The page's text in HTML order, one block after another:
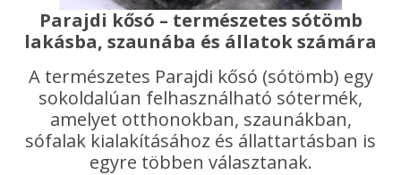
Parajdi kősó – természetes sótömb
lakásba, szaunába és állatok számára
A természetes Parajdi kősó (sótömb) egy
sokoldalúan felhasználható sótermék,
amelyet otthonokban, szaunákban,
sófalak kialakításához és állattartásban is
egyre többen választanak.